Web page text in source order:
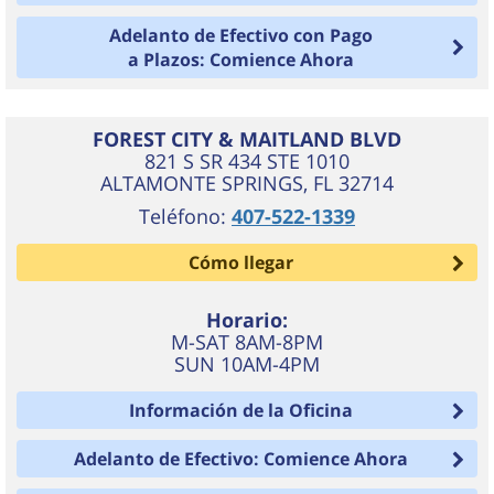
Adelanto de Efectivo con Pago
a Plazos: Comience Ahora
FOREST CITY & MAITLAND BLVD
821 S SR 434 STE 1010
ALTAMONTE SPRINGS, FL 32714
Teléfono: 407-522-1339
Cómo llegar
Horario:
M-SAT 8AM-8PM
SUN 10AM-4PM
Información de la Oficina
Adelanto de Efectivo: Comience Ahora